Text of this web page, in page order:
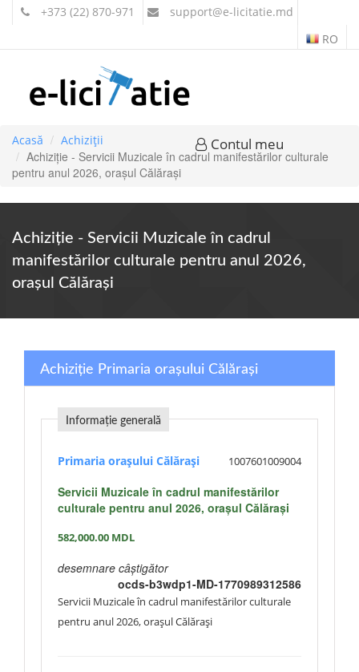
+373 (22) 870-971 support@e-licitatie.md
RO
Contul meu
Acasă Achiziții
Achiziție - Servicii Muzicale în cadrul manifestărilor culturale
pentru anul 2026, orașul Călărași
Achiziție - Servicii Muzicale în cadrul
manifestărilor culturale pentru anul 2026,
orașul Călărași
Achiziție Primaria orașului Călărași
Informație generală
Primaria orașului Călărași 1007601009004
Servicii Muzicale în cadrul manifestărilor
culturale pentru anul 2026, orașul Călărași
582,000.00 MDL
desemnare câștigător
ocds-b3wdp1-MD-1770989312586
Servicii Muzicale în cadrul manifestărilor culturale
pentru anul 2026, orașul Călărași